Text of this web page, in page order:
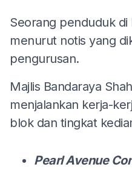
Seorang penduduk di
menurut notis yang
pengurusan.
Majlis Bandaraya
menjalankan kerja-
blok dan tingkat
Pearl Avenue